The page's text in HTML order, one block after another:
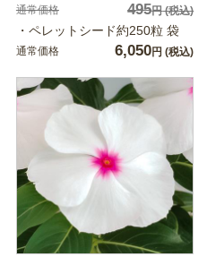
通常価格 495円(税込)
・ペレットシード約250粒 袋
通常価格 6,050円 (税込)